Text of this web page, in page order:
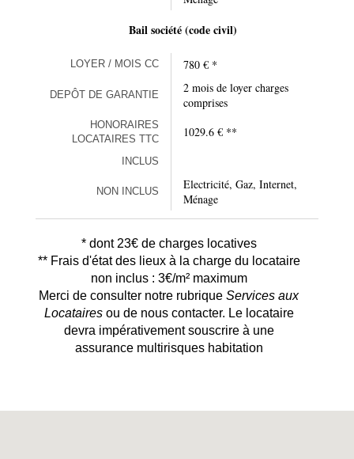
Bail société (code civil)
LOYER / MOIS CC 780 € *
DEPÔT DE GARANTIE
2 mois de loyer charges
comprises
HONORAIRES
LOCATAIRES TTC
1029.6 € **
INCLUS
NON INCLUS
Electricité, Gaz, Internet,
Ménage
* dont 23€ de charges locatives
** Frais d'état des lieux à la charge du locataire
non inclus : 3€/m² maximum
Merci de consulter notre rubriqueServices aux
Locatairesou de nous contacter. Le locataire
devra impérativement souscrire à une
assurance multirisques habitation